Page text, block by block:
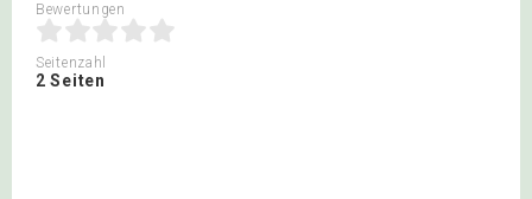
Bewertungen
Seitenzahl
2 Seiten